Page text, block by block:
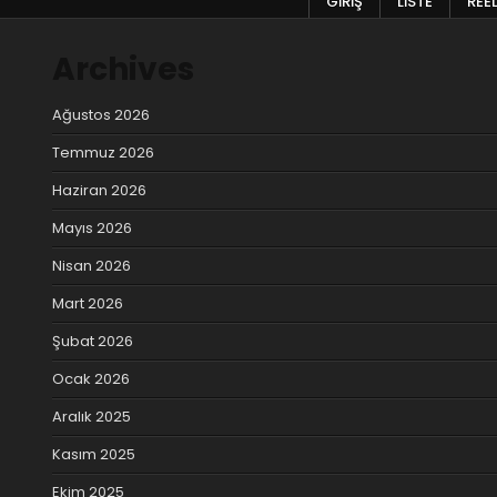
Ağustos 2026
Temmuz 2026
Haziran 2026
Mayıs 2026
Nisan 2026
Mart 2026
Şubat 2026
Ocak 2026
Aralık 2025
Kasım 2025
Ekim 2025